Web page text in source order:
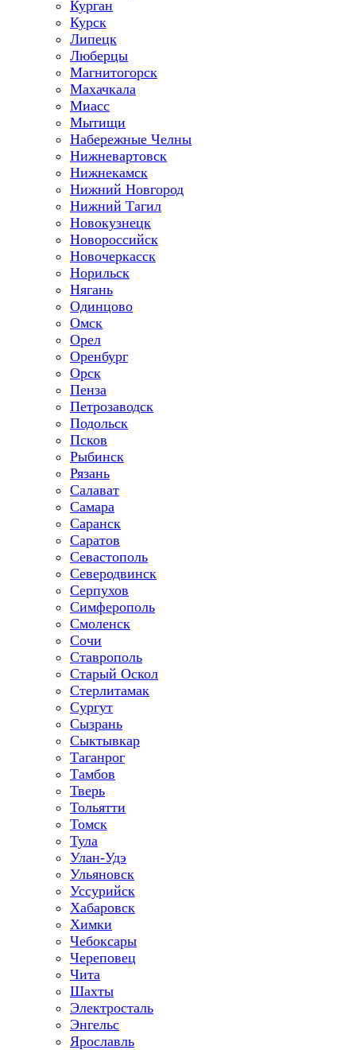
Курган
Курск
Липецк
Люберцы
Магнитогорск
Махачкала
Миасс
Мытищи
Набережные Челны
Нижневартовск
Нижнекамск
Нижний Новгород
Нижний Тагил
Новокузнецк
Новороссийск
Новочеркасск
Норильск
Нягань
Одинцово
Омск
Орел
Оренбург
Орск
Пенза
Петрозаводск
Подольск
Псков
Рыбинск
Рязань
Салават
Самара
Саранск
Саратов
Севастополь
Северодвинск
Серпухов
Симферополь
Смоленск
Сочи
Ставрополь
Старый Оскол
Стерлитамак
Сургут
Сызрань
Сыктывкар
Таганрог
Тамбов
Тверь
Тольятти
Томск
Тула
Улан-Удэ
Ульяновск
Уссурийск
Хабаровск
Химки
Чебоксары
Череповец
Чита
Шахты
Электросталь
Энгельс
Ярославль